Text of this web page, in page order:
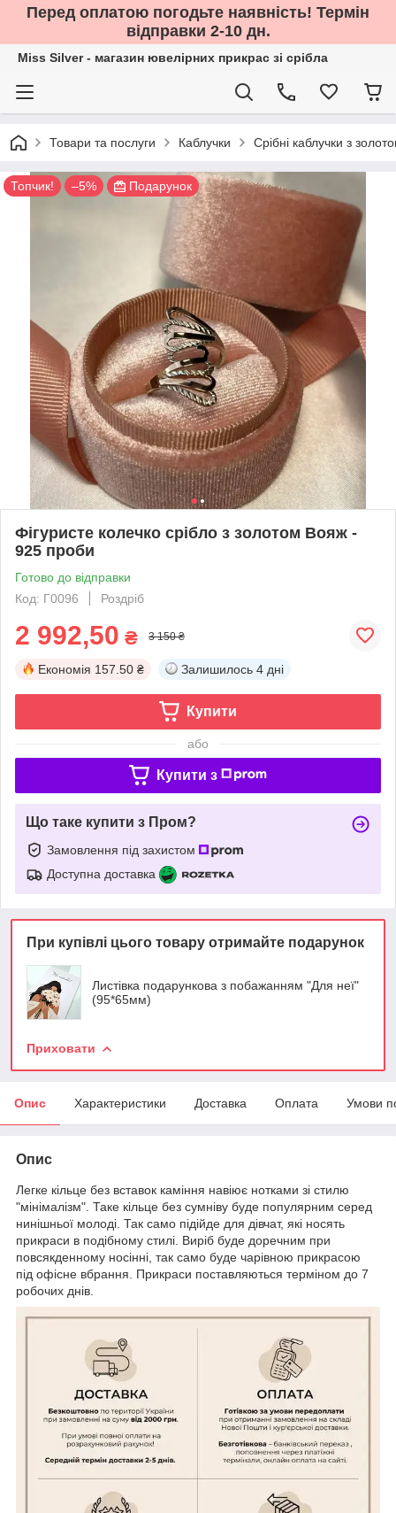
Перед оплатою погодьте наявність! Термін
відправки 2-10 дн.
Miss Silver - магазин ювелірних прикрас зі срібла
Товари та послуги Каблучки Срібні каблучки з
Топчик! –5% Подарунок
Фігуристе колечко срібло з золотом Вояж -
925 проби
Готово до відправки
Код: Г0096
Роздріб
2 992,50 ₴ 3 150 ₴
Економія 157.50 ₴ Залишилось 4 дні
Купити
або
Купити з
Що таке купити з Пром?
Замовлення під захистом
Доступна доставка
При купівлі цього товару отримайте подарунок
Листівка подарункова з побажанням "Для неї"
(95*65мм)
Приховати
Опис Характеристики Доставка Оплата Умови
Опис
Легке кільце без вставок каміння навіює нотками зі стилю
"мінімалізм". Таке кільце без сумніву буде популярним серед
нинішньої молоді. Так само підійде для дівчат, які носять
прикраси в подібному стилі. Виріб буде доречним при
повсякденному носінні, так само буде чарівною прикрасою
під офісне вбрання. Прикраси поставляються терміном до 7
робочих днів.